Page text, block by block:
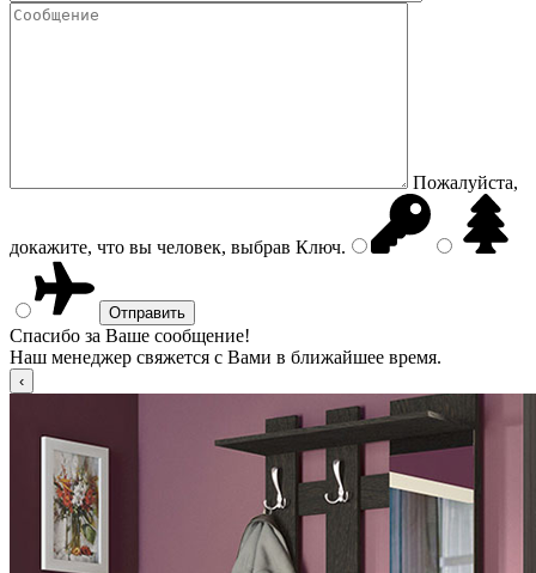
Пожалуйста,
докажите, что вы человек, выбрав Ключ.
Спасибо за Ваше сообщение!
Наш менеджер свяжется с Вами в ближайшее время.